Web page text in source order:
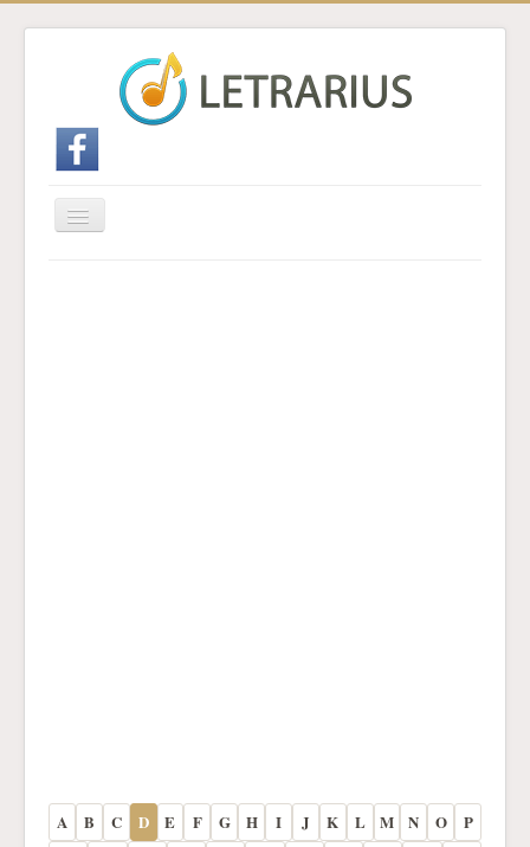
Cambiar
navegación
A B C D E F G H I J K L M N O
P